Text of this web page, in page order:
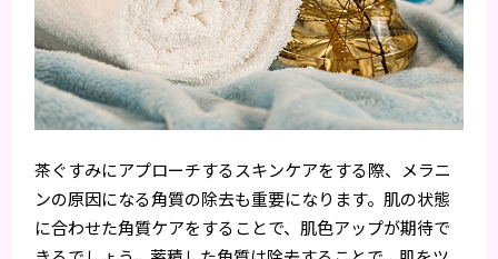
茶ぐすみにアプローチするスキンケアをする際、メラニ
ンの原因になる角質の除去も重要になります。肌の状態
に合わせた角質ケアをすることで、肌色アップが期待で